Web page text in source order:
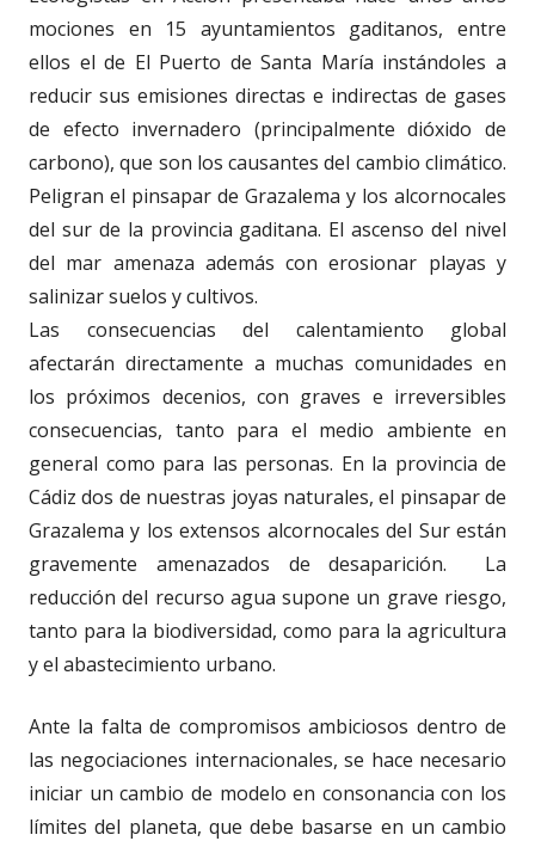
mociones en 15 ayuntamientos gaditanos, entre
ellos el de El Puerto de Santa María instándoles a
reducir sus emisiones directas e indirectas de gases
de efecto invernadero (principalmente dióxido de
carbono), que son los causantes del cambio climático.
Peligran el pinsapar de Grazalema y los alcornocales
del sur de la provincia gaditana. El ascenso del nivel
del mar amenaza además con erosionar playas y
salinizar suelos y cultivos.
Las consecuencias del calentamiento global
afectarán directamente a muchas comunidades en
los próximos decenios, con graves e irreversibles
consecuencias, tanto para el medio ambiente en
general como para las personas. En la provincia de
Cádiz dos de nuestras joyas naturales, el pinsapar de
Grazalema y los extensos alcornocales del Sur están
gravemente amenazados de desaparición.
La
reducción del recurso agua supone un grave riesgo,
tanto para la biodiversidad, como para la agricultura
y el abastecimiento urbano.
Ante la falta de compromisos ambiciosos dentro de
las negociaciones internacionales, se hace necesario
iniciar un cambio de modelo en consonancia con los
límites del planeta, que debe basarse en un cambio